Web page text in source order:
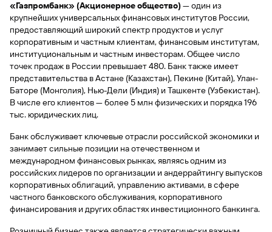
Как не
попасться
мошенникам?
Помощь по
действующему
кредиту
страхование
карты
онлайн
Оператор
электронных
денежных
Дистанционные
сервисы
Стать
клиентом
Газпромбанка
онлайн
Открытый
API
курсов
валют и
металлов
Быстрый
поиск
Документы
для
открытия
счета
Быстрый
поиск
по
Вклады
«Газпромбанк» (Акционерное общество)— один из
крупнейших универсальных финансовых институтов России,
предоставляющий широкий спектр продуктов и услуг
корпоративным и частным клиентам, финансовым институтам,
институциональным и частным инвесторам. Общее число
точек продаж в России превышает 480. Банк также имеет
представительства в Астане (Казахстан), Пекине (Китай), Улан-
Баторе (Монголия), Нью-Дели (Индия) и Ташкенте (Узбекистан).
В числе его клиентов — более 5 млн физических и порядка 196
тыс. юридических лиц.
Банк обслуживает ключевые отрасли российской экономики и
занимает сильные позиции на отечественном и
международном финансовых рынках, являясь одним из
российских лидеров по организации и андеррайтингу выпусков
корпоративных облигаций, управлению активами, в сфере
частного банковского обслуживания, корпоративного
финансирования и других областях инвестиционного банкинга.